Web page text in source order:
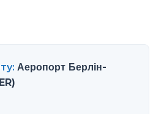
: Аеропорт Берлін-